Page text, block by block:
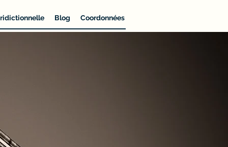
Blog Coordonnées